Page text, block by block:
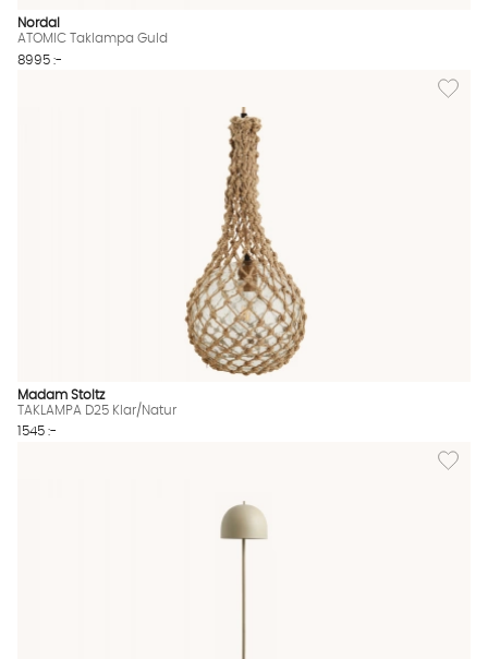
Nordal
ATOMIC Taklampa Guld
8995 :-
Lägg
Madam Stoltz
TAKLAMPA D25 Klar/Natur
1545 :-
Lägg